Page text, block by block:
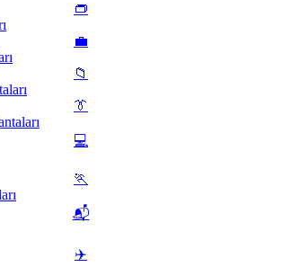
👝
💼
📁
👔
💻
🏃
📬
✈️